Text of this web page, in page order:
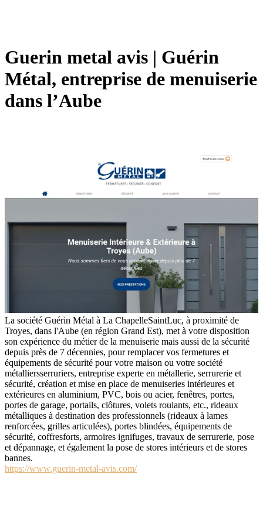
Guerin metal avis | Guérin
Métal, entreprise de menuiserie
dans l’Aube
La société Guérin Métal à La ChapelleSaintLuc, à proximité de
Troyes, dans l'Aube (en région Grand Est), met à votre disposition
son expérience du métier de la menuiserie mais aussi de la sécurité
depuis près de 7 décennies, pour remplacer vos fermetures et
équipements de sécurité pour votre maison ou votre société
métalliersserruriers, entreprise experte en métallerie, serrurerie et
sécurité, création et mise en place de menuiseries intérieures et
extérieures en aluminium, PVC, bois ou acier, fenêtres, portes,
portes de garage, portails, clôtures, volets roulants, etc., rideaux
métalliques à destination des professionnels (rideaux à lames
renforcées, grilles articulées), portes blindées, équipements de
sécurité, coffresforts, armoires ignifuges, travaux de serrurerie, pose
et dépannage, et également la pose de stores intérieurs et de stores
bannes.
https://www.guerin-metal-avis.com/